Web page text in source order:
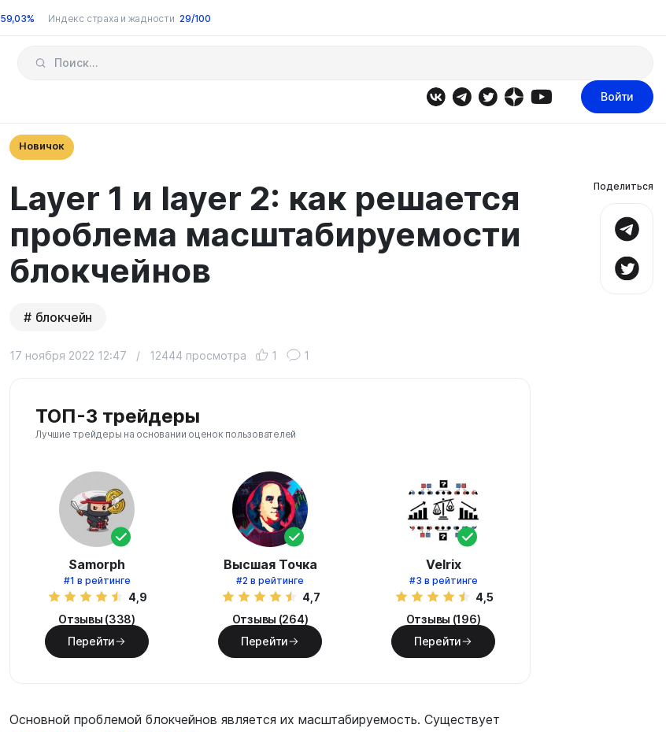
59,03% Индекс страха и жадности 29/100
Войти
Новичок
Layer 1 и layer 2: как решается
проблема масштабируемости
блокчейнов
блокчейн
17 ноября 2022 12:47 / 12444 просмотра 1 1
ТОП-3 трейдеры
Лучшие трейдеры на основании оценок пользователей
Samorph
#1 в рейтинге
4,9
Отзывы (338)
Перейти
Высшая Точка
#2 в рейтинге
4,7
Отзывы (264)
Перейти
Velrix
#3 в рейтинге
4,5
Отзывы (196)
Перейти
Основной проблемой блокчейнов является их масштабируемость. Существует
Поделиться